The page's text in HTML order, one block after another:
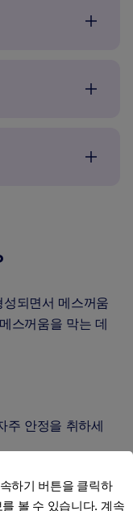
되면서 메스꺼움
스꺼움을 막는 데
주 안정을 취하세
하기 버튼을 클릭하
볼 수 있습니다. 계속